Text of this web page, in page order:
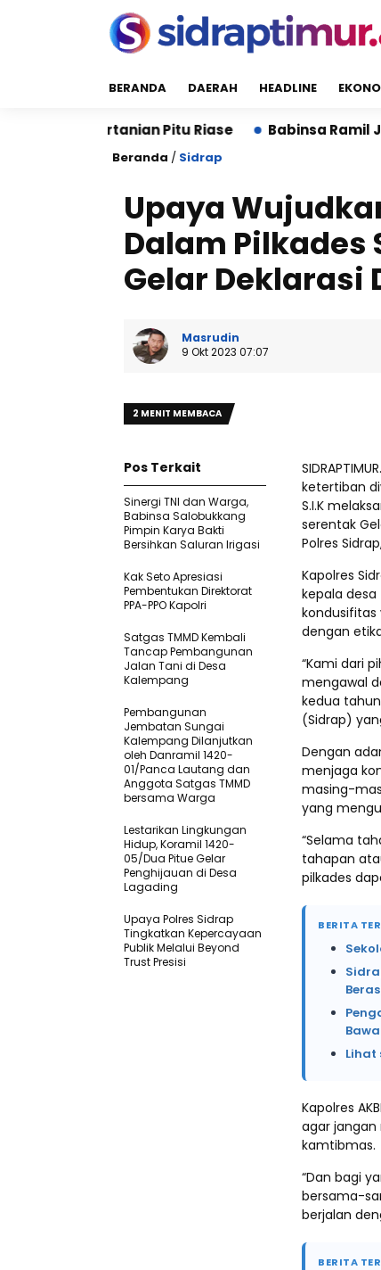
BERANDA DAERAH HEADLINE
Pertanian Pitu Riase Babinsa Ramil Jajaran
Beranda / Sidrap
Upaya
Dalam Pilkades
Gelar Deklarasi
Masrudin
9 Okt 2023 07:07
2 MENIT MEMBACA
ketertiban
S.I.K
serentak
Polres
Kapolres
kepala
kondusifitas
dengan
“Kami dari
mengawal
kedua
(Sidrap)
Dengan
menjaga
masing-
yang
“Selama
tahapan
pilkades
BERITA
Lihat
Kapolres
agar
kamtibmas.
“Dan bagi
bersama-
berjalan
BERITA
Pos Terkait
​Sinergi TNI dan Warga,
Babinsa Salobukkang
Pimpin Karya Bakti
Bersihkan Saluran Irigasi
Kak Seto Apresiasi
Pembentukan Direktorat
PPA-PPO Kapolri
Satgas TMMD Kembali
Tancap Pembangunan
Jalan Tani di Desa
Kalempang
Pembangunan
Jembatan Sungai
Kalempang Dilanjutkan
oleh Danramil 1420-
01/Panca Lautang dan
Anggota Satgas TMMD
bersama Warga
Lestarikan Lingkungan
Hidup, Koramil 1420-
05/Dua Pitue Gelar
Penghijauan di Desa
Lagading
Upaya Polres Sidrap
Tingkatkan Kepercayaan
Publik Melalui Beyond
Trust Presisi